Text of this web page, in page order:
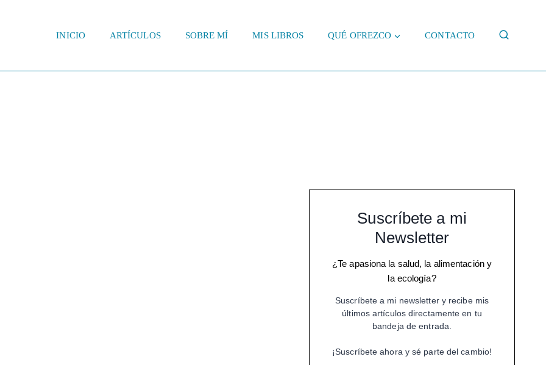
INICIO ARTÍCULOS SOBRE MÍ MIS LIBROS QUÉ OFREZCO CONTACTO
Suscríbete a mi
Newsletter
¿Te apasiona la salud, la alimentación y
la ecología?
Suscríbete a mi newsletter y recibe mis
últimos artículos directamente en tu
bandeja de entrada.
¡Suscríbete ahora y sé parte del cambio!